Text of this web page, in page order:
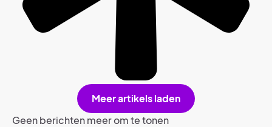
Meer artikels laden
Geen berichten meer om te tonen